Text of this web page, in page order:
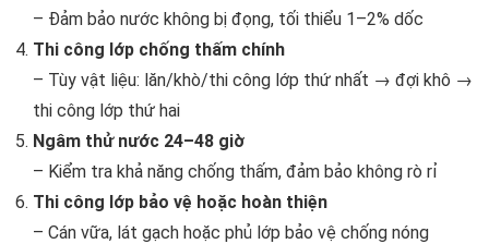
– Đảm bảo nước không bị đọng, tối thiểu 1–2% dốc
Thi công lớp chống thấm chính
– Tùy vật liệu: lăn/khò/thi công lớp thứ nhất → đợi khô →
thi công lớp thứ hai
Ngâm thử nước 24–48 giờ
– Kiểm tra khả năng chống thấm, đảm bảo không rò rỉ
Thi công lớp bảo vệ hoặc hoàn thiện
– Cán vữa, lát gạch hoặc phủ lớp bảo vệ chống nóng